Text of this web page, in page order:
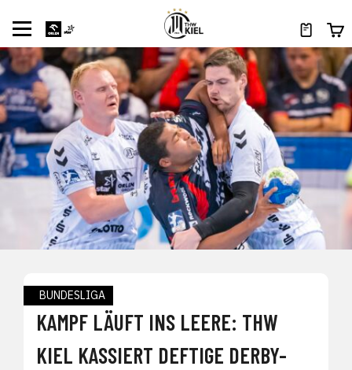
BUNDESLIGA
KAMPF LÄUFT INS LEERE: THW
KIEL KASSIERT DEFTIGE DERBY-